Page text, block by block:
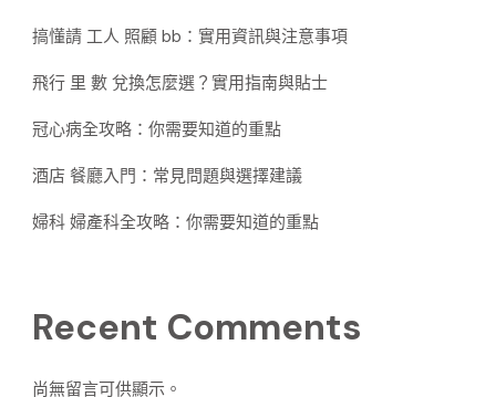
搞懂請 工人 照顧 bb：實用資訊與注意事項
飛行 里 數 兌換怎麼選？實用指南與貼士
冠心病全攻略：你需要知道的重點
酒店 餐廳入門：常見問題與選擇建議
婦科 婦產科全攻略：你需要知道的重點
Recent Comments
尚無留言可供顯示。